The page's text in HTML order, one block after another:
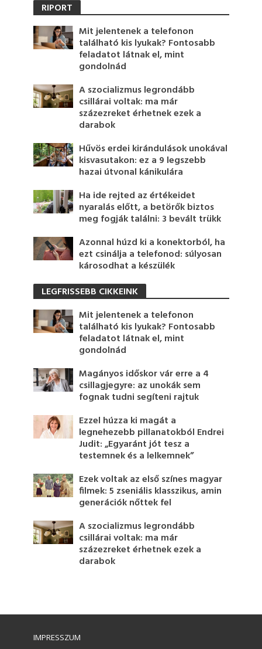
RIPORT
Mit jelentenek a telefonon
található kis lyukak? Fontosabb
feladatot látnak el, mint
gondolnád
A szocializmus legrondább
csillárai voltak: ma már
százezreket érhetnek ezek a
darabok
Hűvös erdei kirándulások unokával
kisvasutakon: ez a 9 legszebb
hazai útvonal kánikulára
Ha ide rejted az értékeidet
nyaralás előtt, a betörők biztos
meg fogják találni: 3 bevált trükk
Azonnal húzd ki a konektorból, ha
ezt csinálja a telefonod: súlyosan
károsodhat a készülék
LEGFRISSEBB CIKKEINK
Mit jelentenek a telefonon
található kis lyukak? Fontosabb
feladatot látnak el, mint
gondolnád
Magányos időskor vár erre a 4
csillagjegyre: az unokák sem
fognak tudni segíteni rajtuk
Ezzel húzza ki magát a
legnehezebb pillanatokból Endrei
Judit: „Egyaránt jót tesz a
testemnek és a lelkemnek”
Ezek voltak az első színes magyar
filmek: 5 zseniális klasszikus, amin
generációk nőttek fel
A szocializmus legrondább
csillárai voltak: ma már
százezreket érhetnek ezek a
darabok
IMPRESSZUM